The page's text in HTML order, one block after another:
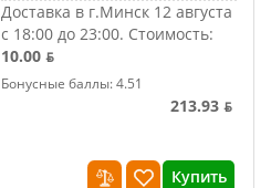
Доставка в г.Минск 12 августа
с 18:00 до 23:00. Стоимость:
10.00 ƃ
Бонусные баллы: 4.51
213.93 ƃ
Купить